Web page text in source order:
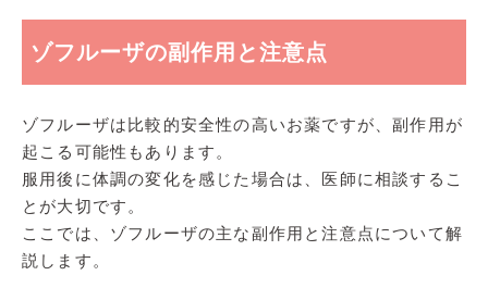
ゾフルーザの副作用と注意点
ゾフルーザは比較的安全性の高いお薬ですが、副作用が
起こる可能性もあります。
服用後に体調の変化を感じた場合は、医師に相談するこ
とが大切です。
ここでは、ゾフルーザの主な副作用と注意点について解
説します。